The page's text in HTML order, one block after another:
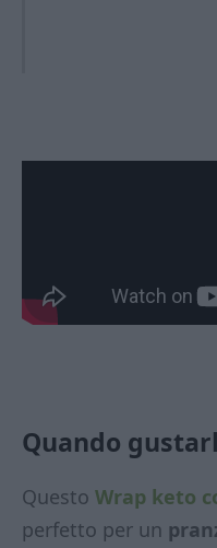
Quando
Questo Wrap keto
perfetto per un